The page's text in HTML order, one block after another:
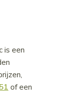
is een
of een